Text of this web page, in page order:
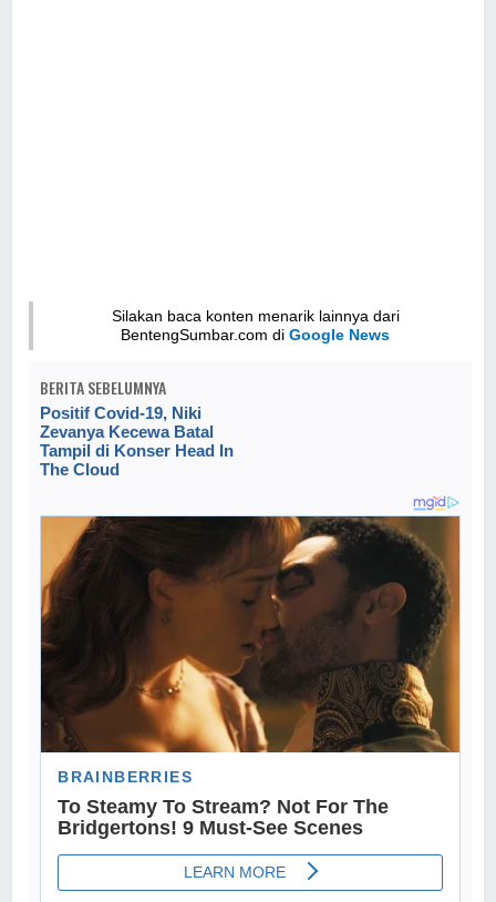
Silakan baca konten menarik lainnya dari
BentengSumbar.com diGoogle News
BERITA SEBELUMNYA
Positif Covid-19, Niki
Zevanya Kecewa Batal
Tampil di Konser Head In
The Cloud